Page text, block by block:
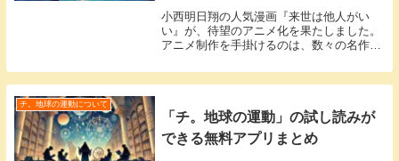
小西明日翔の人気漫画『来世は他人がい
い』が、待望のアニメ化を果たしました。
アニメ制作を手掛けるのは、数々の名作を
の記事では、スタジオディーンが本作で挑
んだ制作の裏側と、注目すべきポイントに
チ。地球の運動について
「チ。地球の運動」の試し読みが
できる無料アプリまとめ